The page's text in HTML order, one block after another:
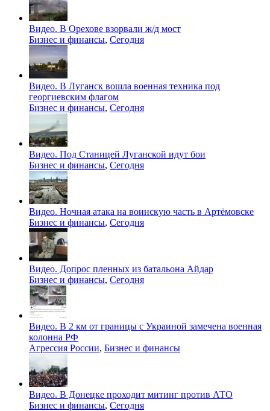
Видео. В Орехове взорвали ж/д мост
Бизнес и финансы, Сегодня
Видео. В Луганск вошла военная техника под
георгиевским флагом
Бизнес и финансы, Сегодня
Видео. Под Станицей Луганской идут бои
Бизнес и финансы, Сегодня
Видео. Ночная атака на воинскую часть в Артёмовске
Бизнес и финансы, Сегодня
Видео. Допрос пленных из батальона Айдар
Бизнес и финансы, Сегодня
Видео. В 2 км от границы с Украиной замечена военная
колонна РФ
Агрессия России, Бизнес и финансы
Видео. В Донецке проходит митинг против АТО
Бизнес и финансы, Сегодня